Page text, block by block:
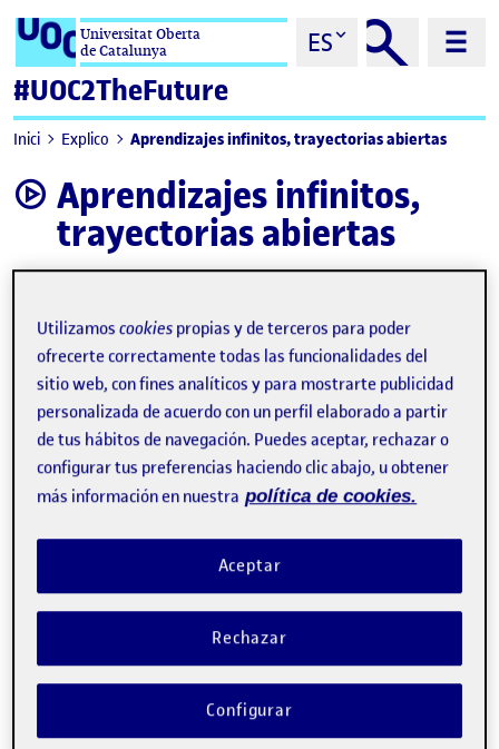
Saltar al contenidoUniversitat Oberta
de Catalunya
ES
#UOC2TheFuture
Inici Explico Aprendizajes infinitos, trayectorias abiertas
video Aprendizajes infinitos,
trayectorias abiertas
MANEL JIMÉNEZ
Vicerector de Alianzas, Comunidad y Cultura
Tomando como metáfora distintas formas de expresión de la
escultura artística, el vicerrector de Alianzas, Comunidad y
Cultura de la universidad las utiliza para explicar losdistintos
Utilizamoscookies propias y de terceros para poder
ofrecerte correctamente todas las funcionalidades del
sitio web, con fines analíticos y para mostrarte publicidad
personalizada de acuerdo con un perfil elaborado a partir
de tus hábitos de navegación. Puedes aceptar, rechazar o
configurar tus preferencias haciendo clic abajo, u obtener
más información en nuestra política de cookies.
Rechazar
Aceptar
Configurar